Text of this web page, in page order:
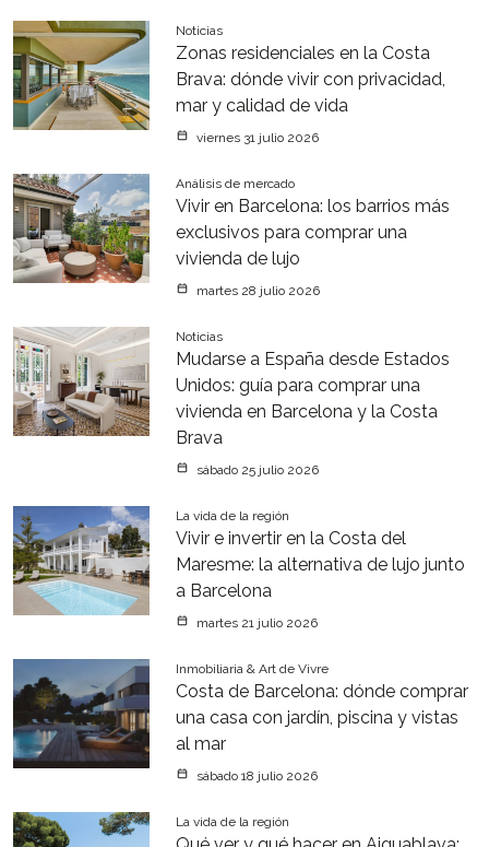
Noticias
Zonas residenciales en la Costa
Brava: dónde vivir con privacidad,
mar y calidad de vida
viernes 31 julio 2026
Análisis de mercado
Vivir en Barcelona: los barrios más
exclusivos para comprar una
vivienda de lujo
martes 28 julio 2026
Noticias
Mudarse a España desde Estados
Unidos: guía para comprar una
vivienda en Barcelona y la Costa
Brava
sábado 25 julio 2026
La vida de la región
Vivir e invertir en la Costa del
Maresme: la alternativa de lujo junto
a Barcelona
martes 21 julio 2026
Inmobiliaria & Art de Vivre
Costa de Barcelona: dónde comprar
una casa con jardín, piscina y vistas
al mar
sábado 18 julio 2026
La vida de la región